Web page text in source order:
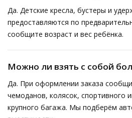
Да. Детские кресла, бустеры и
предоставляются по
сообщите возраст и вес ребёнка.
Можно ли взять с собой
Да. При оформлении заказа
чемоданов, колясок, спортивного
крупного багажа. Мы подберём